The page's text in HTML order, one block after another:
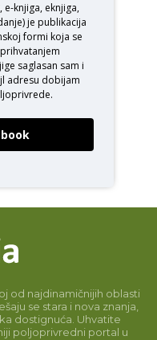
e-knjiga, eknjiga,
je publikacija
formi koja se
saglasan sam i
adresu dobijam
od najdinamičnijih oblasti
se stara i nova znanja,
dostignuća. Uhvatite
poljoprivredni portal u